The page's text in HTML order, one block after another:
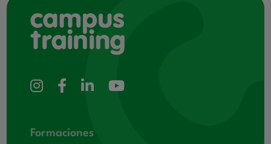
Formaciones